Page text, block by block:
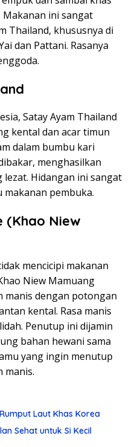
Makanan ini sangat
Thailand, khususnya di
dan Pattani. Rasanya
Satay Ayam Thailand
kental dan acar timun
dalam bumbu kari
menghasilkan
Hidangan ini sangat
makanan pembuka.
(Khao Niew
mencicipi makanan
Niew Mamuang
manis dengan potongan
kental. Rasa manis
Penutup ini dijamin
bahan hewani sama
yang ingin menutup
manis.
Laut Khas Korea
Sehat untuk Si Kecil